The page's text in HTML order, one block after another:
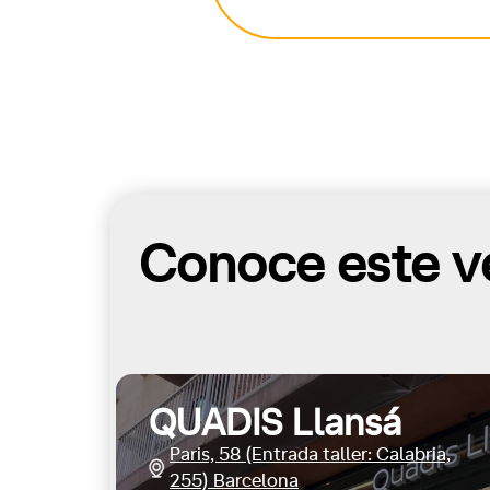
Conoce este
QUADIS Llansá
Paris, 58 (Entrada taller: Calabria,
255) Barcelona